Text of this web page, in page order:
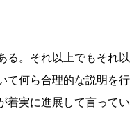
る。それ以上でもそれ以
て何ら合理的な説明を行
着実に進展して言ってい